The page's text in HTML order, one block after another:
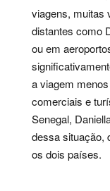
viagens, muitas
distantes como
ou em
a viagem
comerciais e
Senegal,
dessa situação,
os dois países.